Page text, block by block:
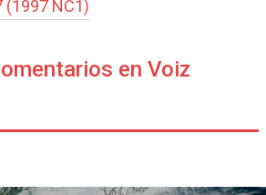
(1997 NC1)
en Voiz